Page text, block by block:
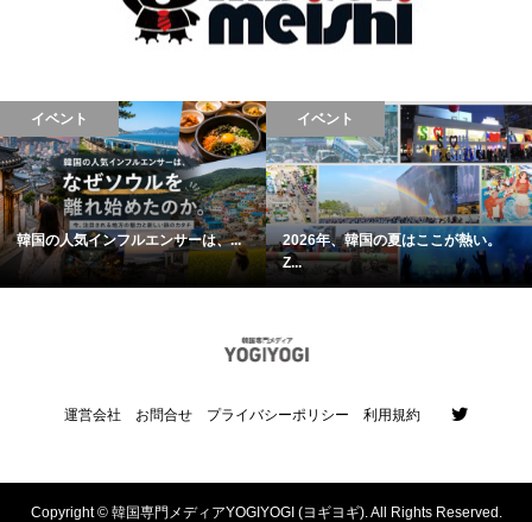
イベント
韓国の人気インフルエンサーは、...
イベント
2026年、韓国の夏はここが熱い。
Z...
運営会社 お問合せ プライバシーポリシー 利用規約
Copyright ©韓国専門メディアYOGIYOGI (ヨギヨギ). All Rights Reserved.